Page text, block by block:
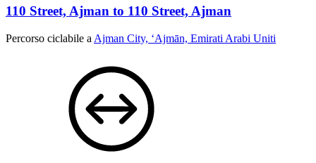
110 Street, Ajman to 110 Street, Ajman
Percorso ciclabile a Ajman City, ‘Ajmān, Emirati Arabi Uniti